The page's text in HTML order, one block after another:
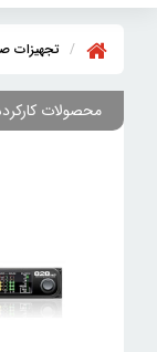
تجهیزات
محصولات